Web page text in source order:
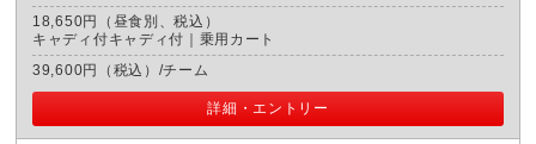
18,650円（昼食別、税込）
キャディ付キャディ付｜乗用カート
39,600円（税込）/チーム
詳細・エントリー